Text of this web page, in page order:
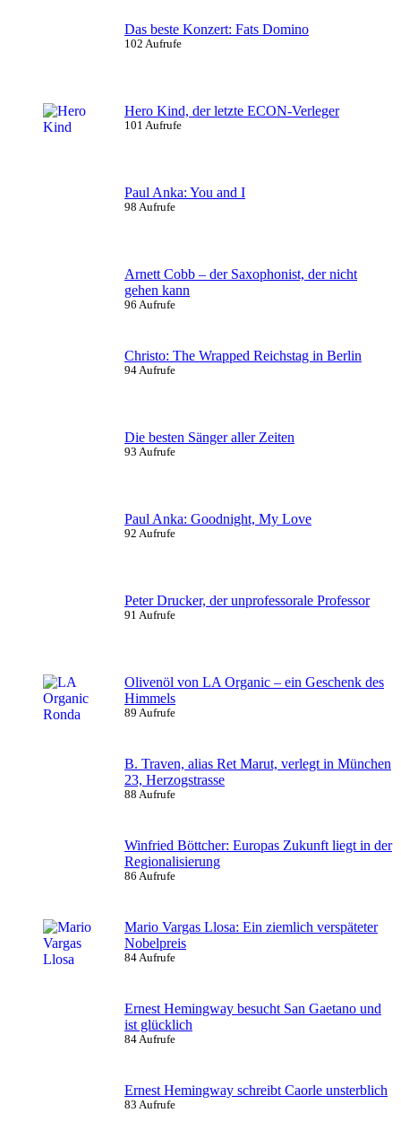
Das beste Konzert: Fats Domino
102 Aufrufe
Hero Kind, der letzte ECON-Verleger
101 Aufrufe
Paul Anka: You and I
98 Aufrufe
Arnett Cobb – der Saxophonist, der nicht
gehen kann
96 Aufrufe
Christo: The Wrapped Reichstag in Berlin
94 Aufrufe
Die besten Sänger aller Zeiten
93 Aufrufe
Paul Anka: Goodnight, My Love
92 Aufrufe
Peter Drucker, der unprofessorale Professor
91 Aufrufe
Olivenöl von LA Organic – ein Geschenk des
Himmels
89 Aufrufe
B. Traven, alias Ret Marut, verlegt in München
23, Herzogstrasse
88 Aufrufe
Winfried Böttcher: Europas Zukunft liegt in der
Regionalisierung
86 Aufrufe
Mario Vargas Llosa: Ein ziemlich verspäteter
Nobelpreis
84 Aufrufe
Ernest Hemingway besucht San Gaetano und
ist glücklich
84 Aufrufe
Ernest Hemingway schreibt Caorle unsterblich
83 Aufrufe